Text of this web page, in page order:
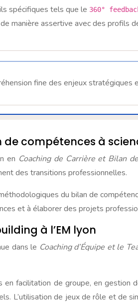
spécifiques tels que le 360°
manière assertive avec des profils
fine des enjeux
compétences à
en Coaching de Carrière et Bilan
des transitions professionnelles.
du bilan de
et à élaborer des projets
à l’EM lyon
dans le Coaching d’Équipe et le
facilitation de groupe, en
L’utilisation de jeux de rôle et de